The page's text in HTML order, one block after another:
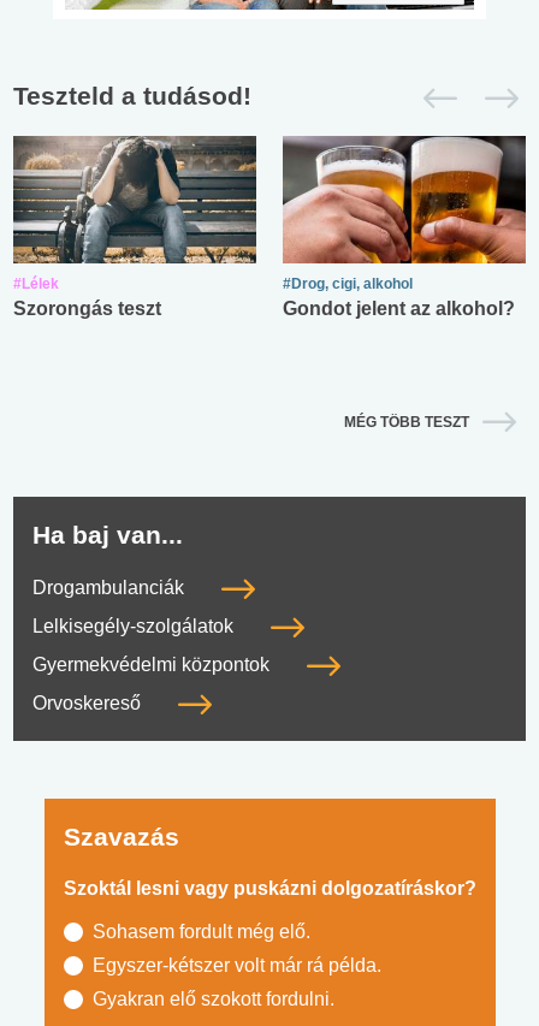
Teszteld a tudásod!
#Lélek
Szorongás teszt
#Drog, cigi, alkohol
Gondot jelent az alkohol?
MÉG TÖBB TESZT
Ha baj van...
Drogambulanciák
Lelkisegély-szolgálatok
Gyermekvédelmi központok
Orvoskereső
Szavazás
Szoktál lesni vagy puskázni dolgozatíráskor?
Sohasem fordult még elő.
Egyszer-kétszer volt már rá példa.
Gyakran elő szokott fordulni.